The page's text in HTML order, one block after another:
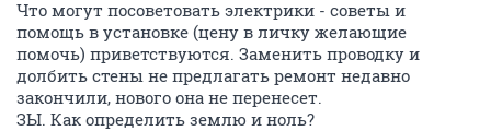
Что могут посоветовать электрики - советы и
помощь в установке (цену в личку желающие
помочь) приветствуются. Заменить проводку и
долбить стены не предлагать ремонт недавно
закончили, нового она не перенесет.
ЗЫ. Как определить землю и ноль?